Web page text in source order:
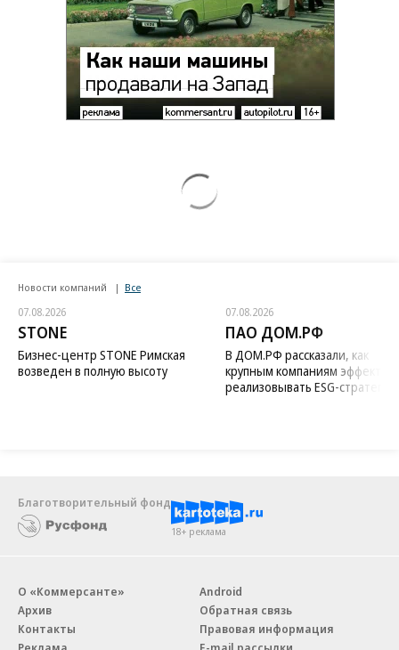
Новости компаний Все
07.08.2026
STONE
Бизнес-центр STONE Римская
возведен в полную высоту
07.08.2026
ПАО ДОМ.РФ
В ДОМ.РФ рассказали, как
крупным компаниям
реализовывать ESG-стратегию
Благотворительный фонд
18+ реклама
О «Коммерсанте»
Архив
Контакты
Android
Обратная связь
Правовая информация